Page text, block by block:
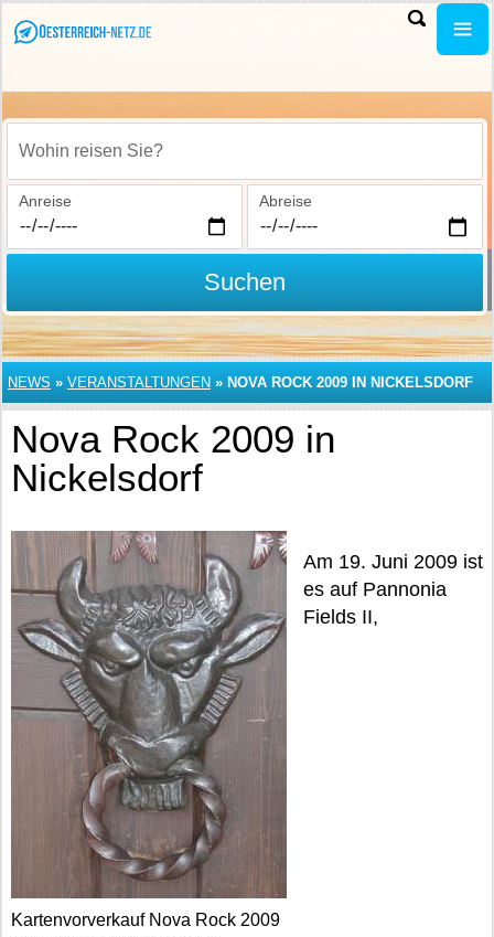
Wohin reisen Sie?
Anreise Abreise
Suchen
NEWS » VERANSTALTUNGEN » NOVA ROCK 2009 IN NICKELSDORF
Nova Rock 2009 in
Nickelsdorf
Kartenvorverkauf Nova Rock 2009
Am 19. Juni 2009 ist
es auf Pannonia
Fields II,